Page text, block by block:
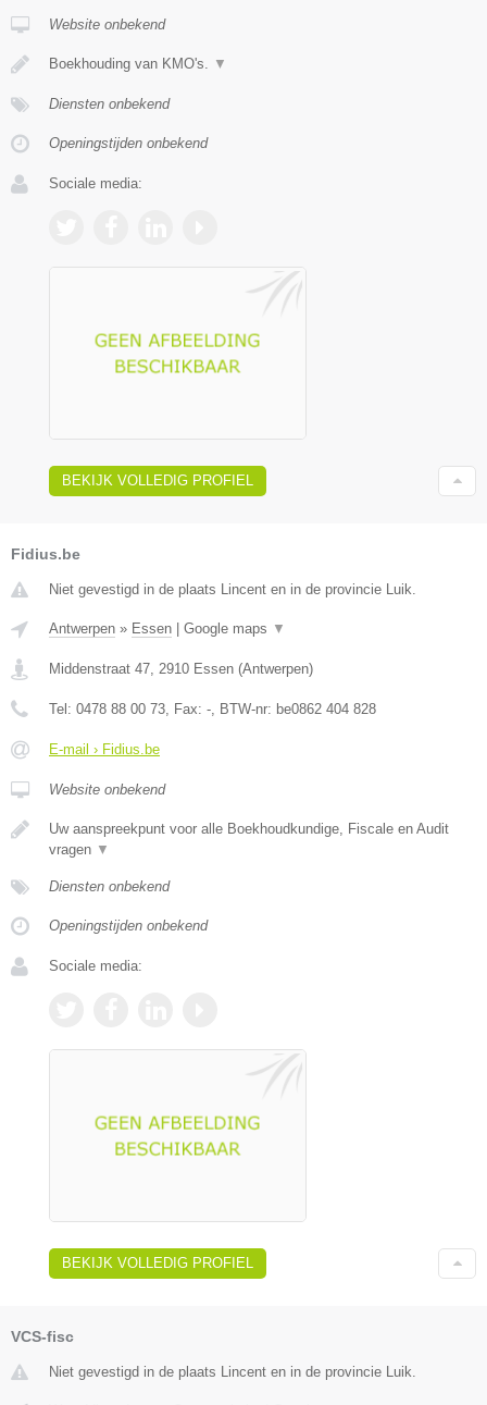
Website onbekend
Boekhouding van KMO's. ▼
Diensten onbekend
Openingstijden onbekend
Sociale media:
BEKIJK VOLLEDIG PROFIEL
Fidius.be
Niet gevestigd in de plaats Lincent en in de provincie Luik.
Antwerpen » Essen Google maps ▼
Middenstraat 47 2910 Essen (Antwerpen)
Tel: 0478 88 00 73 , Fax: - , BTW-nr: be0862 404 828
E-mail › Fidius.be
Website onbekend
Uw aanspreekpunt voor alle Boekhoudkundige, Fiscale en Audit
vragen ▼
Diensten onbekend
Openingstijden onbekend
Sociale media:
BEKIJK VOLLEDIG PROFIEL
VCS-fisc
Niet gevestigd in de plaats Lincent en in de provincie Luik.